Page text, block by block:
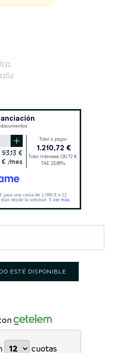
ESTÉ DISPONIBLE
cuotas